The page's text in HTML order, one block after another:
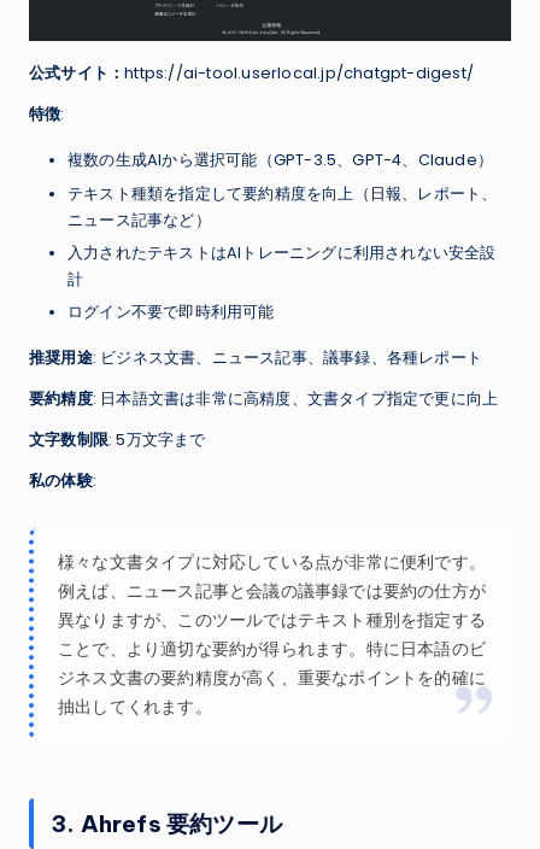
公式サイト：https://ai-tool.userlocal.jp/chatgpt-digest/
特徴:
複数の生成AIから選択可能（GPT-3.5、GPT-4、Claude）
テキスト種類を指定して要約精度を向上（日報、レポート、
ニュース記事など）
入力されたテキストはAIトレーニングに利用されない安全設
計
ログイン不要で即時利用可能
推奨用途: ビジネス文書、ニュース記事、議事録、各種レポート
要約精度: 日本語文書は非常に高精度、文書タイプ指定で更に向上
文字数制限: 5万文字まで
私の体験:
様々な文書タイプに対応している点が非常に便利です。
例えば、ニュース記事と会議の議事録では要約の仕方が
異なりますが、このツールではテキスト種別を指定する
ことで、より適切な要約が得られます。特に日本語のビ
ジネス文書の要約精度が高く、重要なポイントを的確に
抽出してくれます。
3. Ahrefs 要約ツール